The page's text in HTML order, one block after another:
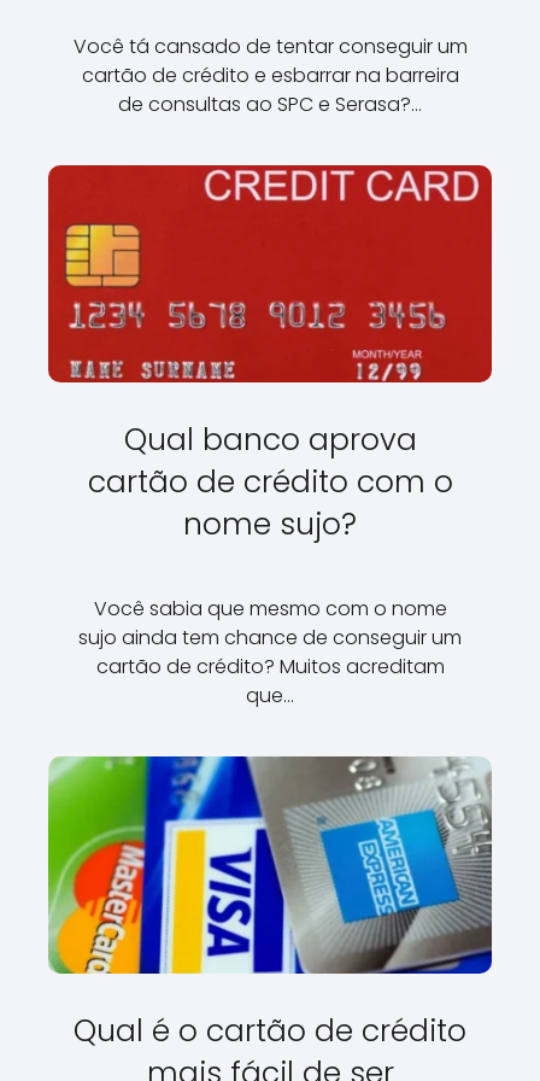
Você tá cansado de tentar conseguir um
cartão de crédito e esbarrar na barreira
de consultas ao SPC e Serasa?…
Qual banco aprova
cartão de crédito com o
nome sujo?
Você sabia que mesmo com o nome
sujo ainda tem chance de conseguir um
cartão de crédito? Muitos acreditam
que…
Qual é o cartão de crédito